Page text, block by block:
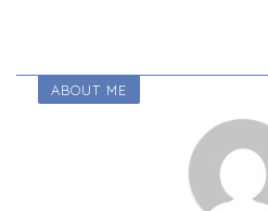
ABOUT ME